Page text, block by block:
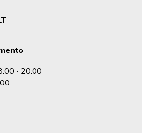
para o troco cair na conta?
- 20:00